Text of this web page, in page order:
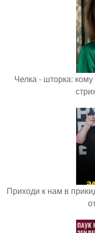
Челка - шторка: кому
Приходи к нам в